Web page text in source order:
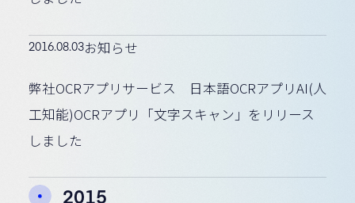
2016.08.03お知らせ
弊社OCRアプリサービス 日本語OCRアプリAI(人
工知能)OCRアプリ「文字スキャン」をリリース
しました
2015